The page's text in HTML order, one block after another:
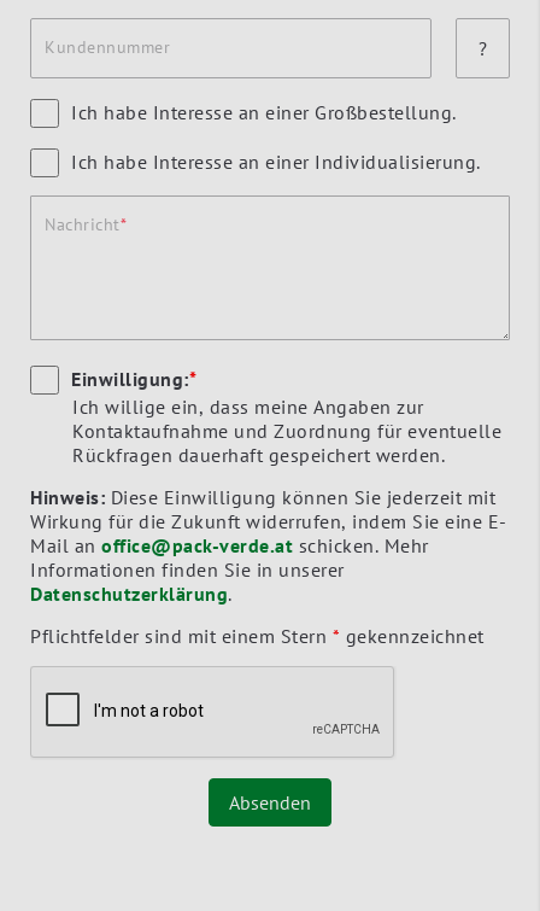
Kundennummer ?
Ich habe Interesse an einer Großbestellung.
Ich habe Interesse an einer Individualisierung.
Nachricht
Einwilligung:*
Ich willige ein, dass meine Angaben zur
Kontaktaufnahme und Zuordnung für eventuelle
Rückfragen dauerhaft gespeichert werden.
Hinweis: Diese Einwilligung können Sie jederzeit mit
Wirkung für die Zukunft widerrufen, indem Sie eine E-
Mail an office@pack-verde.at
Informationen finden Sie in unserer
Datenschutzerklärung.
Pflichtfelder sind mit einem Stern * gekennzeichnet
Absenden